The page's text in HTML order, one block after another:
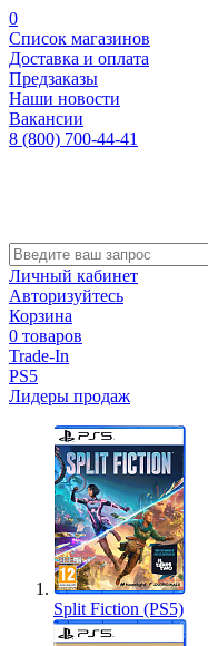
0
Список магазинов
Доставка и оплата
Предзаказы
Наши новости
Вакансии
8 (800) 700-44-41
Личный кабинет
Авторизуйтесь
Корзина
0 товаров
Trade-In
PS5
Лидеры продаж
Split Fiction (PS5)